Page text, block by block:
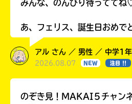
みんな、のんびり待っててね
あ、フェリス、誕生日おめで
アル さん ／ 男性 ／ 中学1年
2026.08.07 NEW 注目 !!
のぞき見！MAKAI５チャン